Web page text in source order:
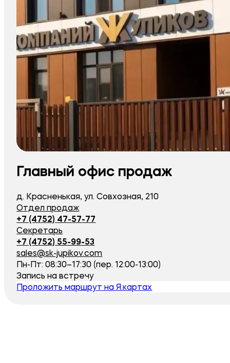
Главный офис продаж
д. Красненькая, ул. Совхозная, 210
Отдел продаж
+7 (4752) 47-57-77
Секретарь
+7 (4752) 55-99-53
sales@sk-jupikov.com
Пн-Пт: 08:30–17:30 (пер. 12:00-13:00)
Запись на встречу
Проложить маршрут на Я.картах